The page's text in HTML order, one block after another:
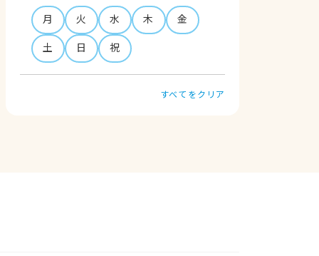
月 火 水 木
金
土
日 祝
すべてをクリア